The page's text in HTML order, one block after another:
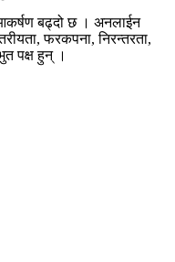
बढ्दो छ । अनलाईन
फरकपना, निरन्तरता,
पक्ष हुन् ।